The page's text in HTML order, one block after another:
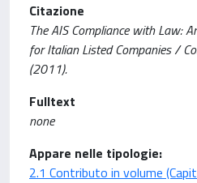
Citazione
The AIS Compliance with Law:
for Italian Listed Companies /
(2011).
Fulltext
none
Appare nelle tipologie:
2.1 Contributo in volume